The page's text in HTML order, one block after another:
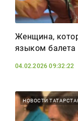
Женщина,
языком балета
04.02.2026 09:32:22
НОВОСТИ